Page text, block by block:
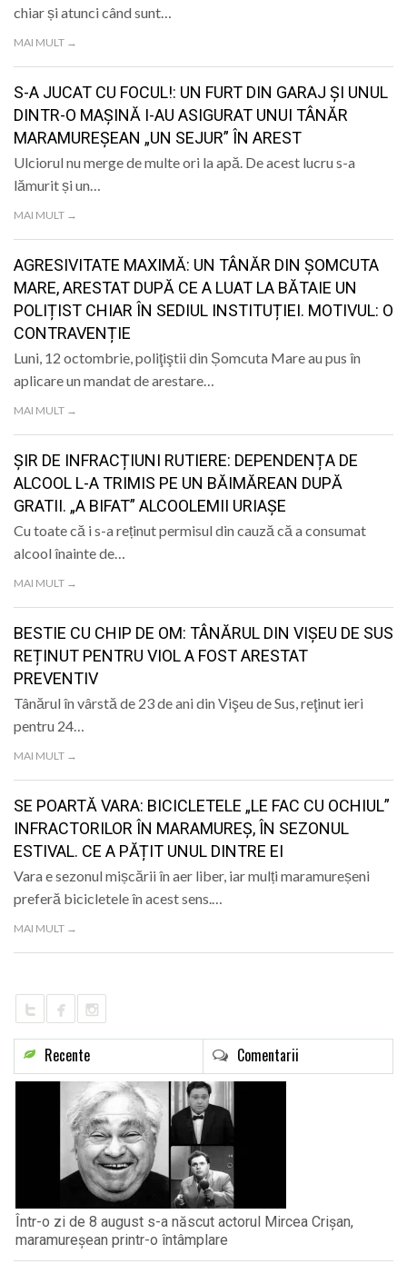
chiar și atunci când sunt…
MAI MULT →
S-A JUCAT CU FOCUL!: UN FURT DIN GARAJ ȘI UNUL
DINTR-O MAȘINĂ I-AU ASIGURAT UNUI TÂNĂR
MARAMUREȘEAN „UN SEJUR” ÎN AREST
Ulciorul nu merge de multe ori la apă. De acest lucru s-a
lămurit și un…
MAI MULT →
AGRESIVITATE MAXIMĂ: UN TÂNĂR DIN ȘOMCUTA
MARE, ARESTAT DUPĂ CE A LUAT LA BĂTAIE UN
POLIȚIST CHIAR ÎN SEDIUL INSTITUȚIEI. MOTIVUL: O
CONTRAVENȚIE
Luni, 12 octombrie, poliţiştii din Șomcuta Mare au pus în
aplicare un mandat de arestare…
MAI MULT →
ȘIR DE INFRACȚIUNI RUTIERE: DEPENDENȚA DE
ALCOOL L-A TRIMIS PE UN BĂIMĂREAN DUPĂ
GRATII. „A BIFAT” ALCOOLEMII URIAȘE
Cu toate că i s-a reținut permisul din cauză că a consumat
alcool înainte de…
MAI MULT →
BESTIE CU CHIP DE OM: TÂNĂRUL DIN VIȘEU DE SUS
REȚINUT PENTRU VIOL A FOST ARESTAT
PREVENTIV
Tânărul în vârstă de 23 de ani din Vişeu de Sus, reţinut ieri
pentru 24…
MAI MULT →
SE POARTĂ VARA: BICICLETELE „LE FAC CU OCHIUL”
INFRACTORILOR ÎN MARAMUREȘ, ÎN SEZONUL
ESTIVAL. CE A PĂȚIT UNUL DINTRE EI
Vara e sezonul mișcării în aer liber, iar mulți maramureșeni
preferă bicicletele în acest sens.…
MAI MULT →
Recente Comentarii
Într-o zi de 8 august s-a născut actorul Mircea Crișan,
maramureșean printr-o întâmplare